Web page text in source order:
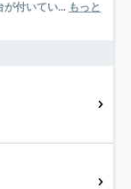
が付いてい... もっと